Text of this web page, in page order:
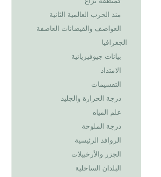
منذ الحرب العالمية الثانية
العواصف والفيضانات العاصفة
الجغرافيا
بيانات جيوفيزيائية
الامتداد
التقسيمات
درجة الحرارة والجليد
علم المياه
درجة الملوحة
الروافد الرئيسية
الجزر والأرخبيلات
البلدان الساحلية